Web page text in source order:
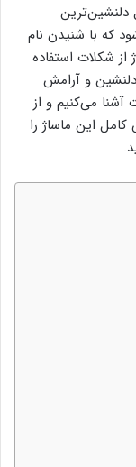
که با شنیدن نام
شکلات استفاده
و آرامش
آشنا می‌کنیم و از
این ماساژ را